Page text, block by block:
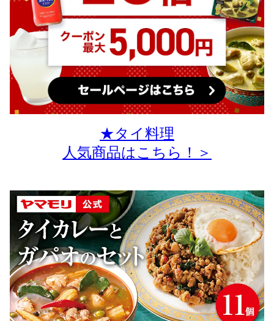
★タイ料理
人気商品はこちら！＞